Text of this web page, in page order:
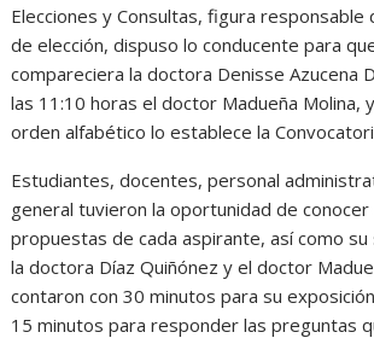
Elecciones y Consultas, figura
de elección, dispuso lo conducente para
compareciera la doctora Denisse Azucena
las 11:10 horas el doctor Madueña Molina,
orden alfabético lo establece la
Estudiantes, docentes, personal
general tuvieron la oportunidad de conocer
propuestas de cada aspirante, así como su
la doctora Díaz Quiñónez y el doctor
contaron con 30 minutos para su
15 minutos para responder las preguntas